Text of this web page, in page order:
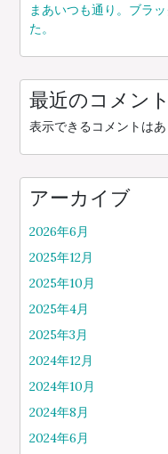
まあいつも通り。ブラ
た。
最近のコメント
表示できるコメントはあ
アーカイブ
2026年6月
2025年12月
2025年10月
2025年4月
2025年3月
2024年12月
2024年10月
2024年8月
2024年6月